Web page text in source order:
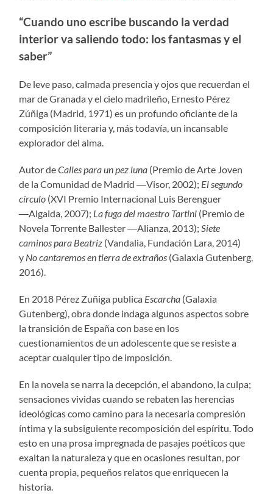
“Cuando uno escribe buscando la verdad
interior va saliendo todo: los fantasmas y el
saber”
De leve paso, calmada presencia y ojos que recuerdan el
mar de Granada y el cielo madrileño, Ernesto Pérez
Zúñiga (Madrid, 1971) es un profundo oficiante de la
composición literaria y, más todavía, un incansable
explorador del alma.
Autor deCalles para un pez luna (Premio de Arte Joven
de la Comunidad de Madrid ―Visor, 2002); El segundo
círculo (XVI Premio Internacional Luis Berenguer
―Algaida, 2007); La fuga del maestro Tartini (Premio de
Novela Torrente Ballester ―Alianza, 2013); Siete
caminos para Beatriz (Vandalia, Fundación Lara, 2014)
y No cantaremos en tierra de extraños (Galaxia Gutenberg,
2016).
En 2018 Pérez Zuñiga publica Escarcha (Galaxia
Gutenberg), obra donde indaga algunos aspectos sobre
la transición de España con base en los
cuestionamientos de un adolescente que se resiste a
aceptar cualquier tipo de imposición.
En la novela se narra la decepción, el abandono, la culpa;
sensaciones vividas cuando se rebaten las herencias
ideológicas como camino para la necesaria compresión
íntima y la subsiguiente recomposición del espíritu. Todo
esto en una prosa impregnada de pasajes poéticos que
exaltan la naturaleza y que en ocasiones resultan, por
cuenta propia, pequeños relatos que enriquecen la
historia.